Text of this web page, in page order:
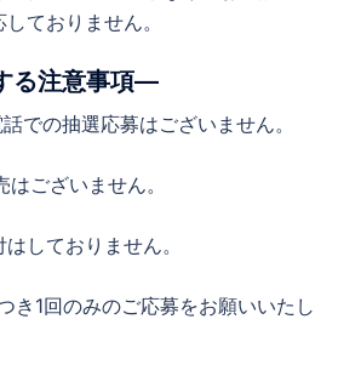
ておりません。
る注意事項―
での抽選応募はございません。
はございません。
しておりません。
き1回のみのご応募をお願いいたし